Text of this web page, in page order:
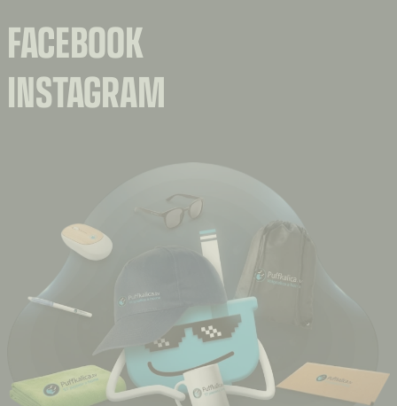
FACEBOOK
INSTAGRAM